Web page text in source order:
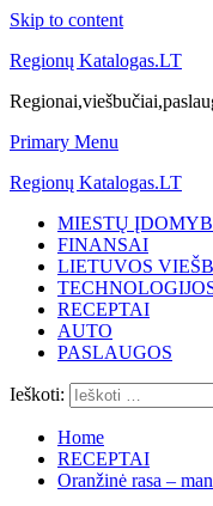
Skip to content
Regionų Katalogas.LT
Primary Menu
Regionų Katalogas.LT
MIESTŲ
FINANSAI
LIETUVOS
RECEPTAI
AUTO
PASLAUGOS
Ieškoti:
Home
RECEPTAI
Oranžinė rasa –